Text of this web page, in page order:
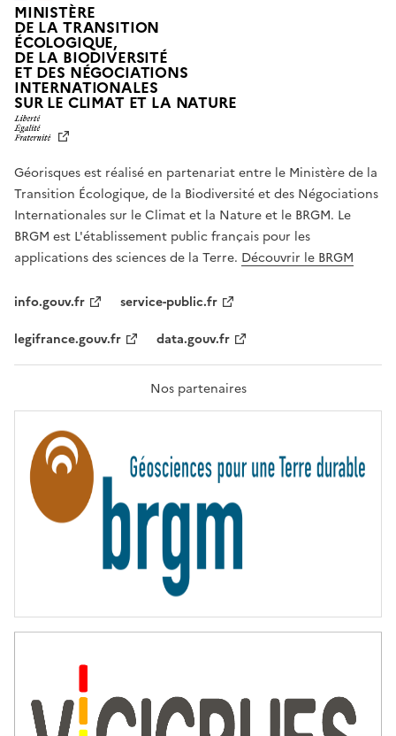
MINISTÈRE
DE LA TRANSITION
ÉCOLOGIQUE,
DE LA BIODIVERSITÉ
ET DES NÉGOCIATIONS
INTERNATIONALES
SUR LE CLIMAT ET LA NATUREL
T
É
,
É
G
A
L
F
A
T
R
T
É
Géorisques est réalisé en partenariat entre le Ministère de la
Transition Écologique, de la Biodiversité et des Négociations
Internationales sur le Climat et la Nature et le BRGM. Le
BRGM est L'établissement public français pour les
applications des sciences de la Terre. Découvrir le BRGM
info.gouv.fr
service-public.fr
legifrance.gouv.fr
data.gouv.fr
Nos partenaires